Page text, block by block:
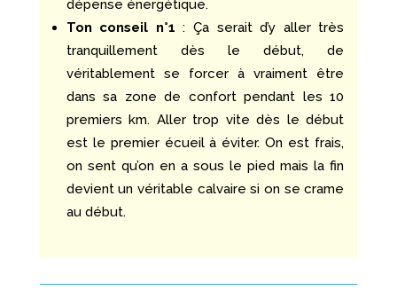
dépense énergétique.
Ton conseil n°1 : Ça serait d’y aller très
tranquillement dès le début, de
véritablement se forcer à vraiment être
dans sa zone de confort pendant les 10
premiers km. Aller trop vite dès le début
est le premier écueil à éviter. On est frais,
on sent qu’on en a sous le pied mais la fin
devient un véritable calvaire si on se crame
au début.